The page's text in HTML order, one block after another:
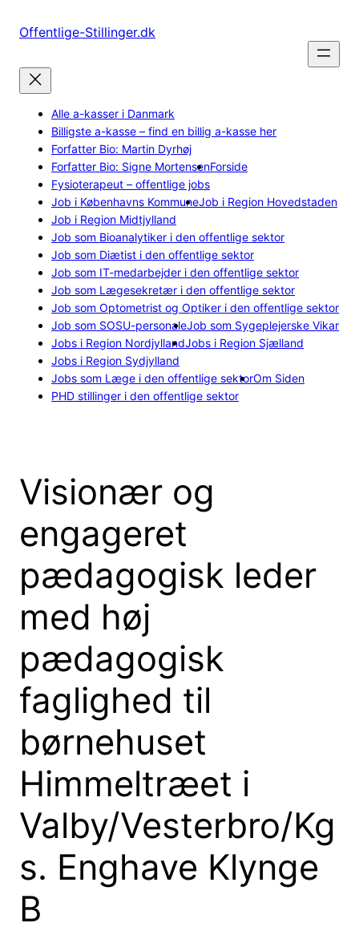
Offentlige-Stillinger.dk
Alle a-kasser i Danmark
Billigste a-kasse – find en billig a-kasse her
Forfatter Bio: Martin Dyrhøj
Forfatter Bio: Signe MortensenForside
Fysioterapeut – offentlige jobs
Job i Københavns KommuneJob i Region Hovedstaden
Job i Region Midtjylland
Job som Bioanalytiker i den offentlige sektor
Job som Diætist i den offentlige sektor
Job som IT-medarbejder i den offentlige sektor
Job som Lægesekretær i den offentlige sektor
Job som Optometrist og Optiker i den offentlige sektor
Job som SOSU-personaleJob som Sygeplejerske Vikar
Jobs i Region NordjyllandJobs i Region Sjælland
Jobs i Region Sydjylland
Jobs som Læge i den offentlige sektorOm Siden
PHD stillinger i den offentlige sektor
Visionær og
engageret
pædagogisk leder
med høj
pædagogisk
faglighed til
børnehuset
Himmeltræet i
Valby/Vesterbro/Kg
s. Enghave Klynge
B